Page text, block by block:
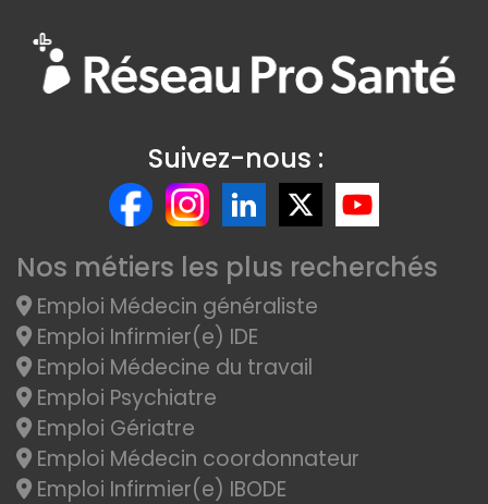
Suivez-nous :
Nos métiers les plus recherchés
Emploi Médecin généraliste
Emploi Infirmier(e) IDE
Emploi Médecine du travail
Emploi Psychiatre
Emploi Gériatre
Emploi Médecin coordonnateur
Emploi Infirmier(e) IBODE